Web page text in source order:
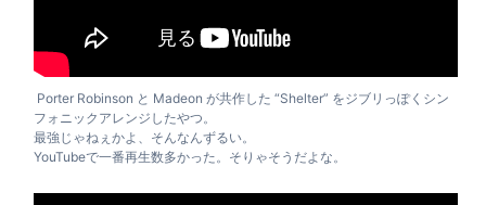
Porter Robinson と Madeon が共作した “Shelter” をジブリっぽくシン
フォニックアレンジしたやつ。
最強じゃねぇかよ、そんなんずるい。
YouTubeで一番再生数多かった。そりゃそうだよな。